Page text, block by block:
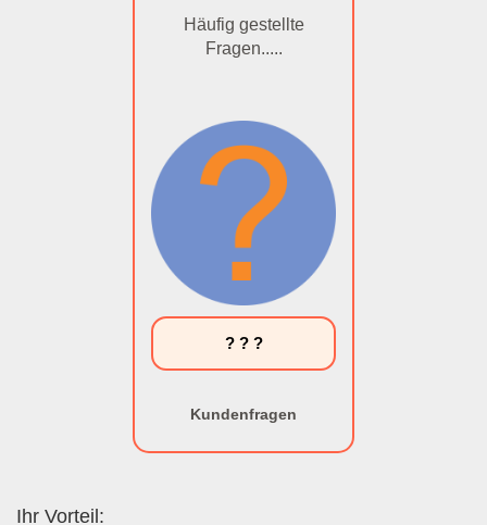
Häufig gestellte
Fragen.....
? ? ?
Kundenfragen
Ihr Vorteil: